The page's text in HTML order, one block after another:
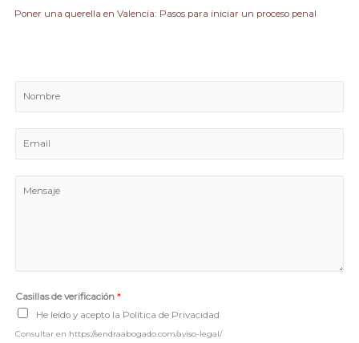
Poner una querella en Valencia: Pasos para iniciar un proceso penal
m
r
a
j
e
*
Casillas de verificación*
He leído y acepto la Política de Privacidad
Consultar en https://sendraabogado.com/aviso-legal/